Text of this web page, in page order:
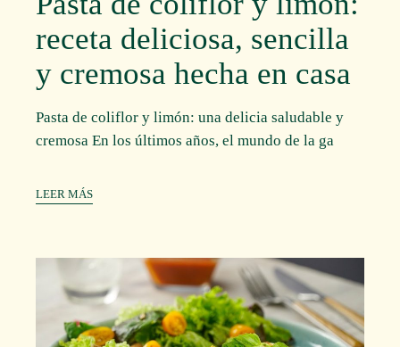
receta deliciosa, sencilla
y cremosa hecha en casa
Pasta de coliflor y limón: una delicia saludable y
cremosa En los últimos años, el mundo de la ga
LEER MÁS